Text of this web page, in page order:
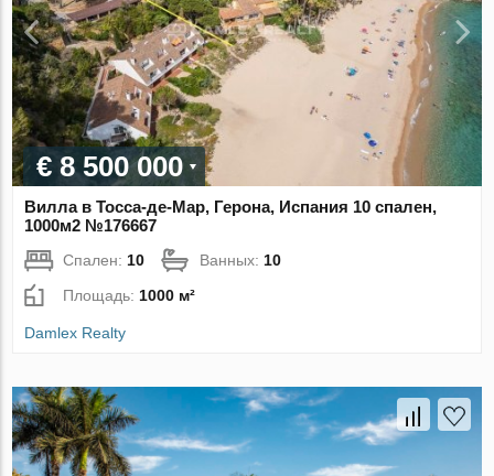
€ 8 500 000
Вилла в Тосса-де-Мар, Герона, Испания 10 спален,
1000м2 №176667
Спален:10 Ванных:10
Площадь:1000 м²
Damlex Realty